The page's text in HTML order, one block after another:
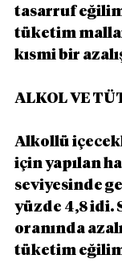
tasarruf
tüketim
kısmi bir
ALKOL VE
Alkollü
için yapılan
seviyesinde
yüzde 4,8 idi.
oranında
tüketim